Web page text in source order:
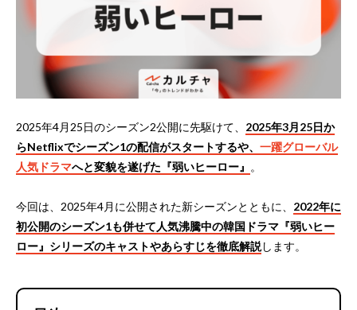
2025年4月25日のシーズン2公開に先駆けて、 2025年3月25日か
らNetflixでシーズン1の配信がスタートするや、 一躍グローバル
人気ドラマへと変貌を遂げた『弱いヒーロー』 。
今回は、2025年4月に公開された新シーズンとともに、 2022年に
初公開のシーズン1も併せて人気沸騰中の韓国ドラマ『弱いヒー
ロー』シリーズのキャストやあらすじを徹底解説します。